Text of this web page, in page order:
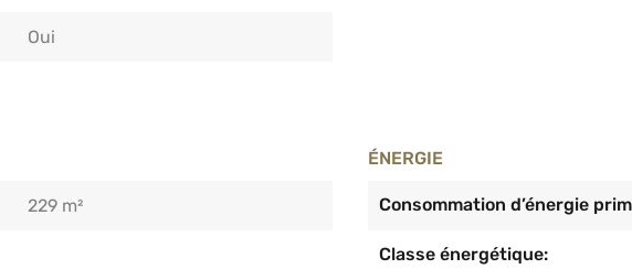
Oui
229 m²
ÉNERGIE
Consommation d’énergie
Classe énergétique: